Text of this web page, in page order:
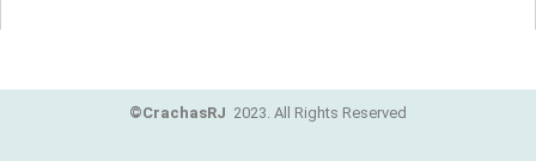
©CrachasRJ 2023. All Rights Reserved